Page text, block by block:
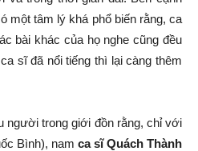
một tâm lý khá phổ biến rằng, ca
bài khác của họ nghe cũng đều
sĩ đã nổi tiếng thì lại càng thêm
người trong giới đồn rằng, chỉ với
Bình), nam ca sĩ Quách Thành